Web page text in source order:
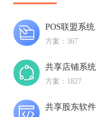
POS联盟系统
方案：367
共享店铺系统
方案：1827
共享股东软件